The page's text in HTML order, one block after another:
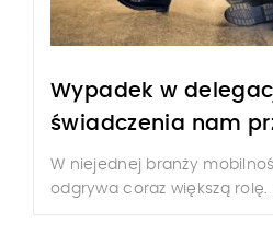
Wypadek w
świadczenia nam
W niejednej branży
odgrywa coraz większą rolę.